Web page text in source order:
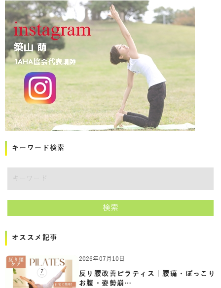
キーワード検索
検索
オススメ記事
2026年07月10日
反り腰改善ピラティス｜腰痛・ぽっこり
お腹・姿勢崩…